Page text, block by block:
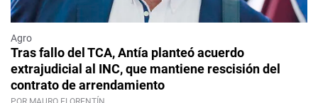
Agro
Tras fallo del TCA, Antía planteó acuerdo
extrajudicial al INC, que mantiene rescisión del
contrato de arrendamiento